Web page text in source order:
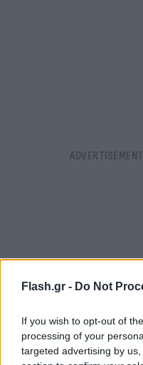
Flash.gr - Do Not
If you wish to opt-out of
processing of your
targeted advertising by